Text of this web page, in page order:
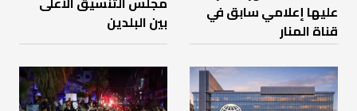
عليها إعلامي سابق في
قناة المنار
بين البلدين